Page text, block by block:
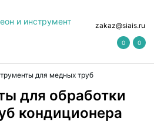
и инструмент zakaz@siais.ru
0 0
для медных труб
для обработки
кондиционера